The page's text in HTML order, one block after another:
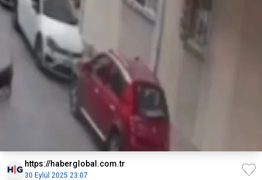
https://haberglobal.com.tr
30 Eylül 2025 23:07